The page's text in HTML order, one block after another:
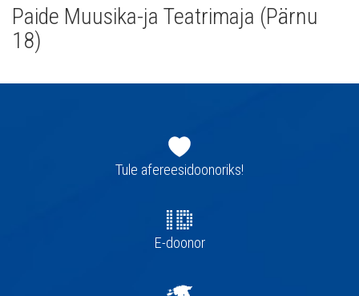
Paide Muusika-ja Teatrimaja (Pärnu
18)
navigatsioonTule afereesidoonoriks!
E-doonor